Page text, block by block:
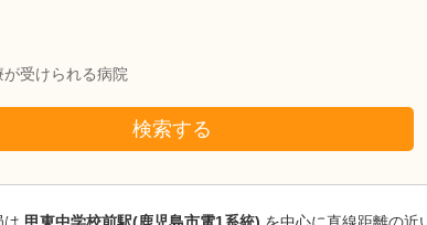
が受けられる病院
検索する
緑ヶ丘クリニック
新田 翔 院長